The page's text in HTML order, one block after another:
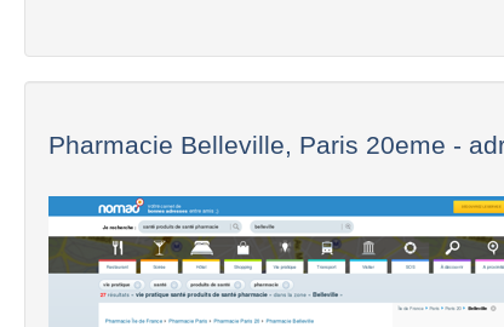
Pharmacie Belleville, Paris 20eme -